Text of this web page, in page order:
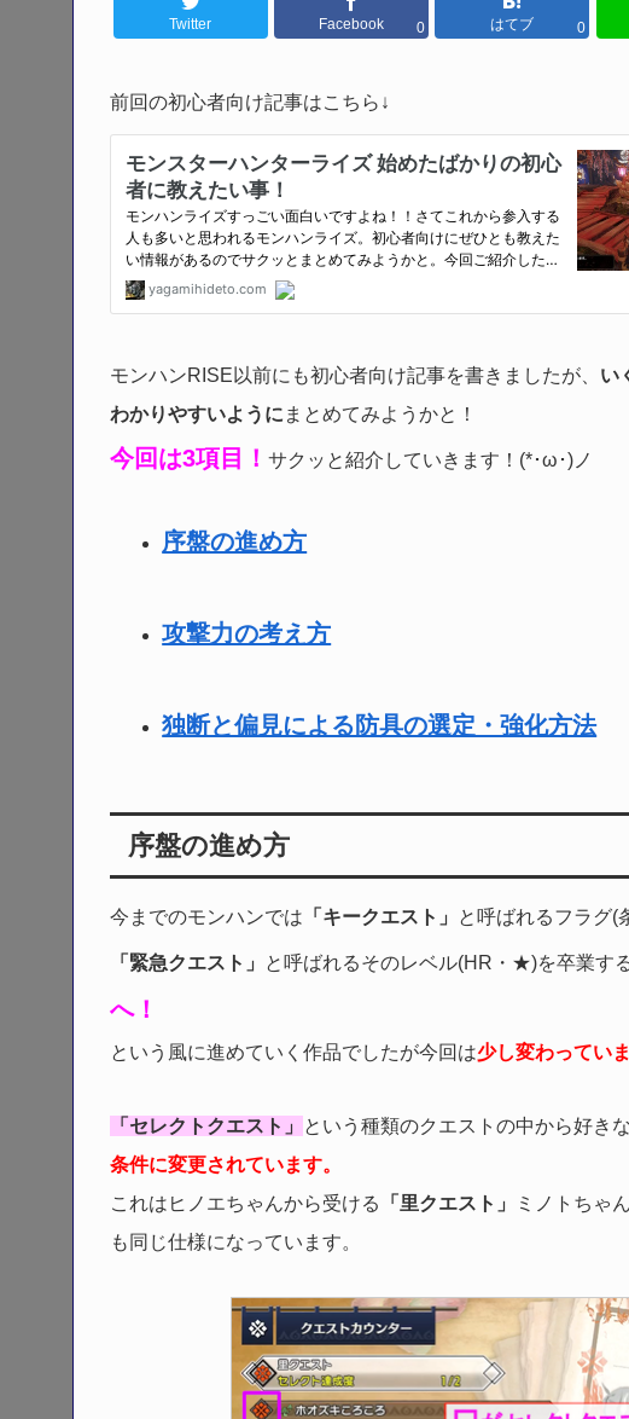
Twitter Facebook 0 はてブ 0
前回の初心者向け記事はこちら↓
モンハンRISE以前にも初心者向け記事を書きましたが、 い
わかりやすいように まとめてみようかと！
今回は3項目！ サクッと紹介していきます！(*･ω･)ノ
序盤の進め方
攻撃力の考え方
独断と偏見による防具の選定・強化方法
序盤の進め方
今までのモンハンでは 「キークエスト」 と呼ばれるフラグ(
「緊急クエスト」 と呼ばれるそのレベル(HR・★)を卒業す
へ！
という風に進めていく作品でしたが今回は少し変わってい
「セレクトクエスト」 という種類のクエストの中から好き
条件に変更されています。
これはヒノエちゃんから受ける
「里クエスト」 ミノトちゃ
も同じ仕様になっています。